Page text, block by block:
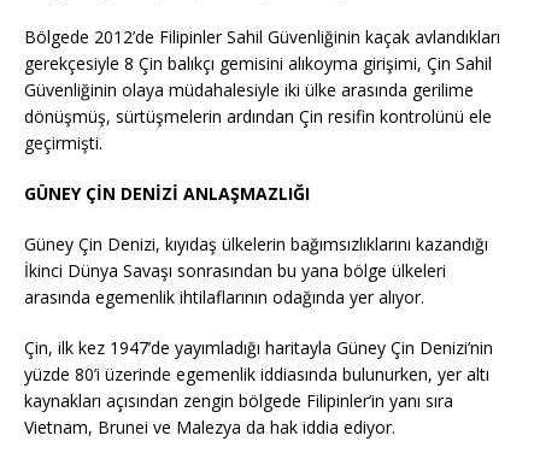
Bölgede 2012’de Filipinler Sahil Güvenliğinin kaçak avlandıkları
gerekçesiyle 8 Çin balıkçı gemisini alıkoyma girişimi, Çin Sahil
Güvenliğinin olaya müdahalesiyle iki ülke arasında gerilime
dönüşmüş, sürtüşmelerin ardından Çin resifin kontrolünü ele
geçirmişti.
GÜNEY ÇİN DENİZİ ANLAŞMAZLIĞI
Güney Çin Denizi, kıyıdaş ülkelerin bağımsızlıklarını kazandığı
İkinci Dünya Savaşı sonrasından bu yana bölge ülkeleri
arasında egemenlik ihtilaflarının odağında yer alıyor.
Çin, ilk kez 1947’de yayımladığı haritayla Güney Çin Denizi’nin
yüzde 80’i üzerinde egemenlik iddiasında bulunurken, yer altı
kaynakları açısından zengin bölgede Filipinler’in yanı sıra
Vietnam, Brunei ve Malezya da hak iddia ediyor.